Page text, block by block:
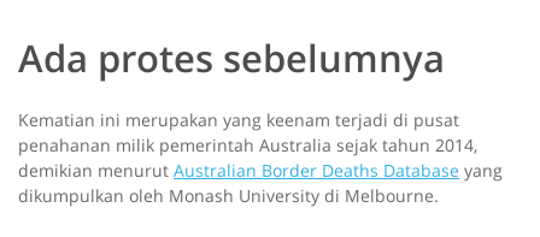
Ada protes sebelumnya
Kematian ini merupakan yang keenam terjadi di pusat
penahanan milik pemerintah Australia sejak tahun 2014,
demikian menurut Australian Border Deaths Database yang
dikumpulkan oleh Monash University di Melbourne.